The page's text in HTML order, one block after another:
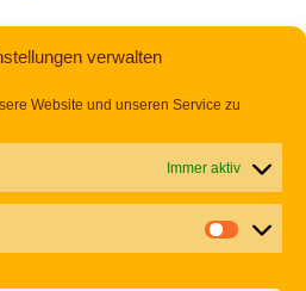
verwalten
Website und unseren Service zu
Immer aktiv
Südharz“ 2026
Sprache finden Sie in der
und Downloadsauch im